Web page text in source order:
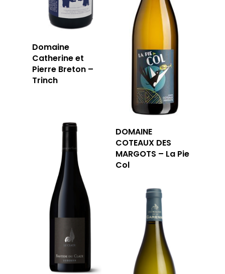
Domaine
Catherine et
Pierre Breton –
Trinch
DOMAINE
COTEAUX DES
MARGOTS – La Pie
Col